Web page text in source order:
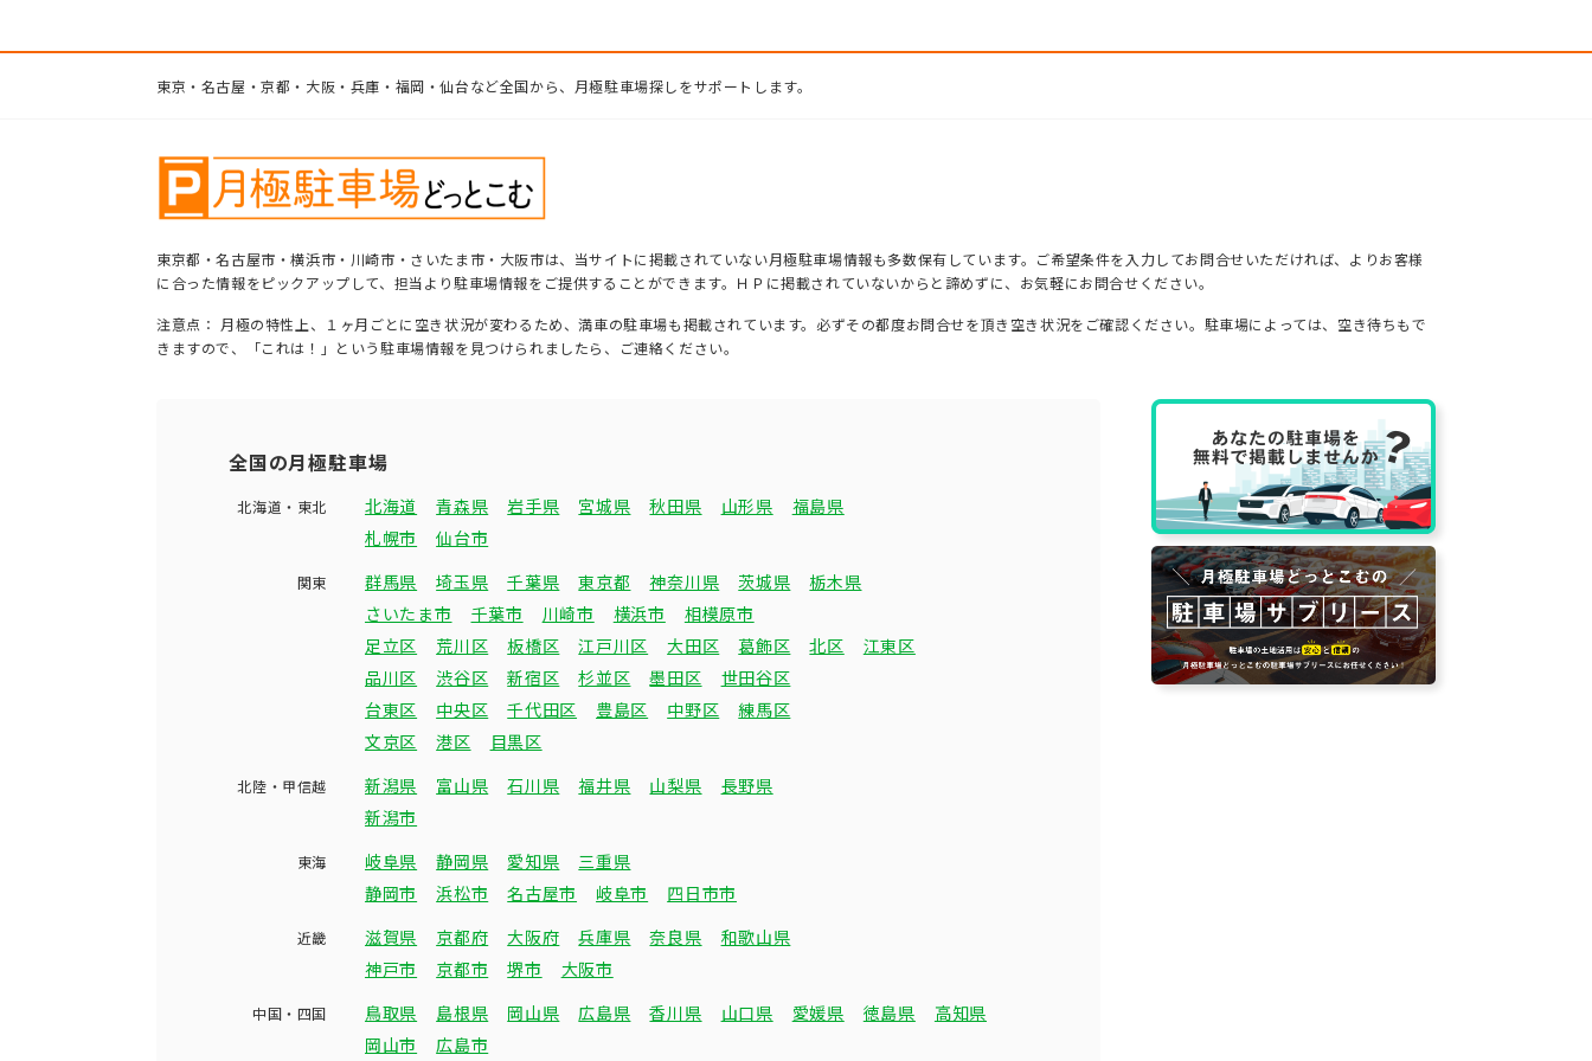
東京・名古屋・京都・大阪・兵庫・福岡・仙台など全国から、月極駐車場探しをサポートします。
東京都・名古屋市・横浜市・川崎市・さいたま市・大阪市は、当サイトに掲載されていない月極駐車場情報も多数保有しています。ご希望条件を入力してお問合せいただければ、よりお客様
に合った情報をピックアップして、担当より駐車場情報をご提供することができます。ＨＰに掲載されていないからと諦めずに、お気軽にお問合せください。
注意点： 月極の特性上、１ヶ月ごとに空き状況が変わるため、満車の駐車場も掲載されています。必ずその都度お問合せを頂き空き状況をご確認ください。駐車場によっては、空き待ちもで
きますので、「これは！」という駐車場情報を見つけられましたら、ご連絡ください。
全国の月極駐車場
北海道・東北 北海道 青森県 岩手県 宮城県 秋田県 山形県
福島県
札幌市
仙台市
関東 群馬県 埼玉県 千葉県 東京都 神奈川県 茨城県
栃木県
さいたま市
千葉市 川崎市 横浜市
相模原市
足立区
荒川区 板橋区 江戸川区 大田区 葛飾区 北区
江東区
品川区
渋谷区 新宿区 杉並区 墨田区
世田谷区
台東区
中央区 千代田区 豊島区 中野区
練馬区
文京区
港区 目黒区
北陸・甲信越 新潟県 富山県 石川県 福井県 山梨県
長野県
新潟市
東海 岐阜県 静岡県 愛知県
三重県
静岡市
浜松市 名古屋市 岐阜市 四日市市
近畿 滋賀県 京都府 大阪府 兵庫県 奈良県
和歌山県
神戸市
京都市 堺市 大阪市
中国・四国 鳥取県 島根県 岡山県 広島県 香川県 山口県 愛媛県 徳島県
高知県
岡山市
広島市